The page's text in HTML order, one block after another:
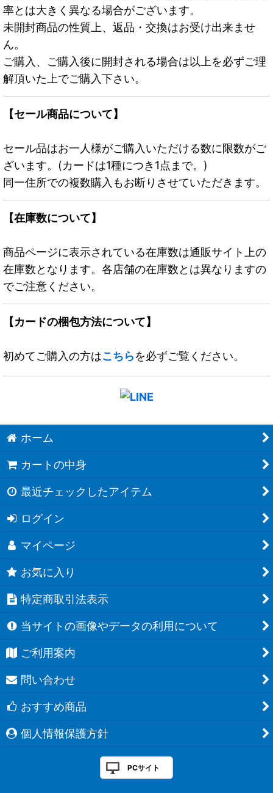
率とは大きく異なる場合がございます。
未開封商品の性質上、返品・交換はお受け出来ませ
ん。
ご購入、ご購入後に開封される場合は以上を必ずご理
解頂いた上でご購入下さい。
【セール商品について】
セール品はお一人様がご購入いただける数に限数がご
ざいます。(カードは1種につき1点まで。)
同一住所での複数購入もお断りさせていただきます。
【在庫数について】
商品ページに表示されている在庫数は通販サイト上の
在庫数となります。各店舗の在庫数とは異なりますの
でご注意ください。
【カードの梱包方法について】
初めてご購入の方はこちらを必ずご覧ください。
ホーム
カートの中身
最近チェックしたアイテム
ログイン
マイページ
お気に入り
特定商取引法表示
当サイトの画像やデータの利用について
ご利用案内
問い合わせ
おすすめ商品
個人情報保護方針
PCサイト